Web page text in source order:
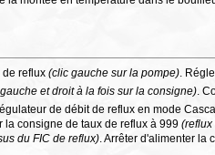
de reflux(clic gauche sur la pompe) .
et droit à la fois sur la consigne) .
de débit de reflux en mode
la consigne de taux de reflux à 999(reflux
du FIC de reflux) . Arrêter d'alimenter la